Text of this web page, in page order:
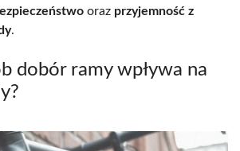
oraz przyjemność z
.
dobór ramy wpływa na